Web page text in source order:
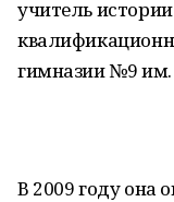
учитель
гимназии №9 им.
В 2009 году она